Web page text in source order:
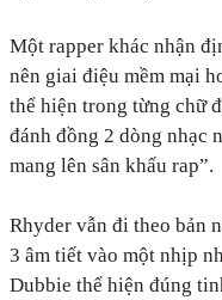
Một rapper khác nhận
nên giai điệu mềm mại
thể hiện trong từng chữ
đánh đồng 2 dòng nhạc
mang lên sân khấu rap”.
Rhyder vẫn đi theo bản
3 âm tiết vào một nhịp
Dubbie thể hiện đúng